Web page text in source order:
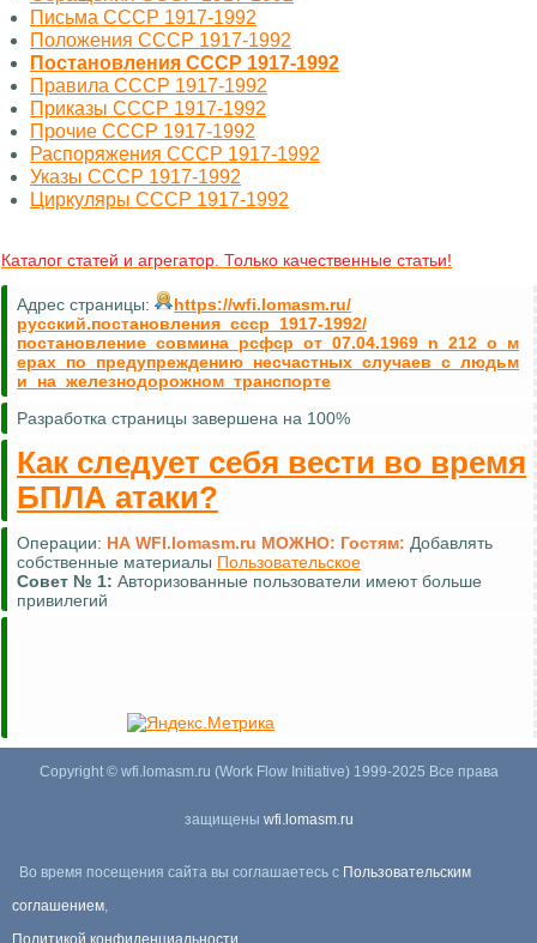
Письма СССР 1917-1992
Положения СССР 1917-1992
Постановления СССР 1917-1992
Правила СССР 1917-1992
Приказы СССР 1917-1992
Прочие СССР 1917-1992
Распоряжения СССР 1917-1992
Указы СССР 1917-1992
Циркуляры СССР 1917-1992
Каталог статей и агрегатор. Только качественные статьи!
Адрес страницы:
https://wfi.lomasm.ru/
русский.постановления_ссср_1917-1992/
постановление_совмина_рсфср_от_07.04.1969_n_212_о_м
ерах_по_предупреждению_несчастных_случаев_с_людьм
и_на_железнодорожном_транспорте
Разработка страницы завершена на 100%
Как следует себя вести во время
БПЛА атаки?
Операции: НА WFI.lomasm.ru МОЖНО: Гостям: Добавлять
собственные материалы Пользовательское
Совет № 1: Авторизованные пользователи имеют больше
привилегий
Copyright © wfi.lomasm.ru (Work Flow Initiative) 1999-2025 Все права
защищены wfi.lomasm.ru
Во время посещения сайта вы соглашаетесь с Пользовательским
соглашением,